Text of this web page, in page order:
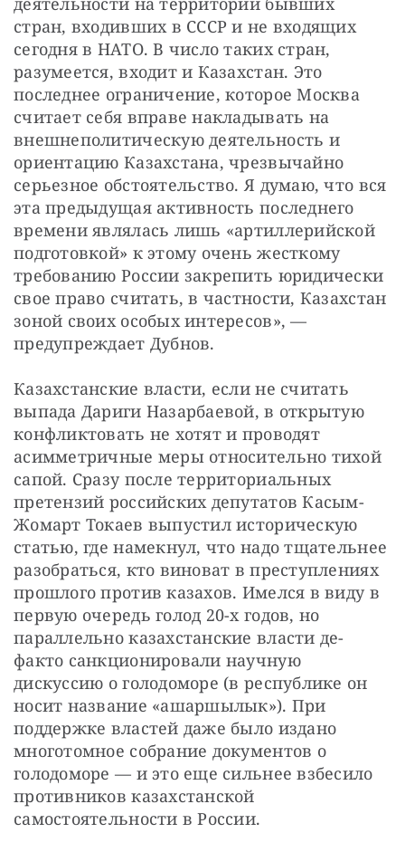
стран, входивших в СССР и не входящих
сегодня в НАТО. В число таких стран,
разумеется, входит и Казахстан. Это
последнее ограничение, которое Москва
считает себя вправе накладывать на
внешнеполитическую деятельность и
ориентацию Казахстана, чрезвычайно
серьезное обстоятельство. Я думаю, что вся
эта предыдущая активность последнего
времени являлась лишь «артиллерийской
подготовкой» к этому очень жесткому
требованию России закрепить юридически
свое право считать, в частности, Казахстан
зоной своих особых интересов», —
предупреждает Дубнов.
Казахстанские власти, если не считать
выпада Дариги Назарбаевой, в открытую
конфликтовать не хотят и проводят
асимметричные меры относительно тихой
сапой. Сразу после территориальных
претензий российских депутатов Касым-
Жомарт Токаев выпустил историческую
статью, где намекнул, что надо тщательнее
разобраться, кто виноват в преступлениях
прошлого против казахов. Имелся в виду в
первую очередь голод 20-х годов, но
параллельно казахстанские власти де-
факто санкционировали научную
дискуссию о голодоморе (в республике он
носит название «ашаршылык»). При
поддержке властей даже было издано
многотомное собрание документов о
голодоморе — и это еще сильнее взбесило
противников казахстанской
самостоятельности в России.